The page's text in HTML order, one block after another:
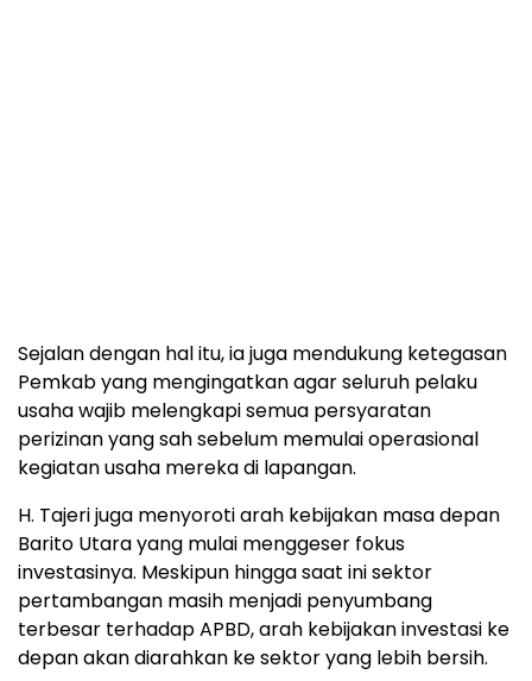
Sejalan dengan hal itu, ia juga mendukung ketegasan
Pemkab yang mengingatkan agar seluruh pelaku
usaha wajib melengkapi semua persyaratan
perizinan yang sah sebelum memulai operasional
kegiatan usaha mereka di lapangan.
H. Tajeri juga menyoroti arah kebijakan masa depan
Barito Utara yang mulai menggeser fokus
investasinya. Meskipun hingga saat ini sektor
pertambangan masih menjadi penyumbang
terbesar terhadap APBD, arah kebijakan investasi ke
depan akan diarahkan ke sektor yang lebih bersih.